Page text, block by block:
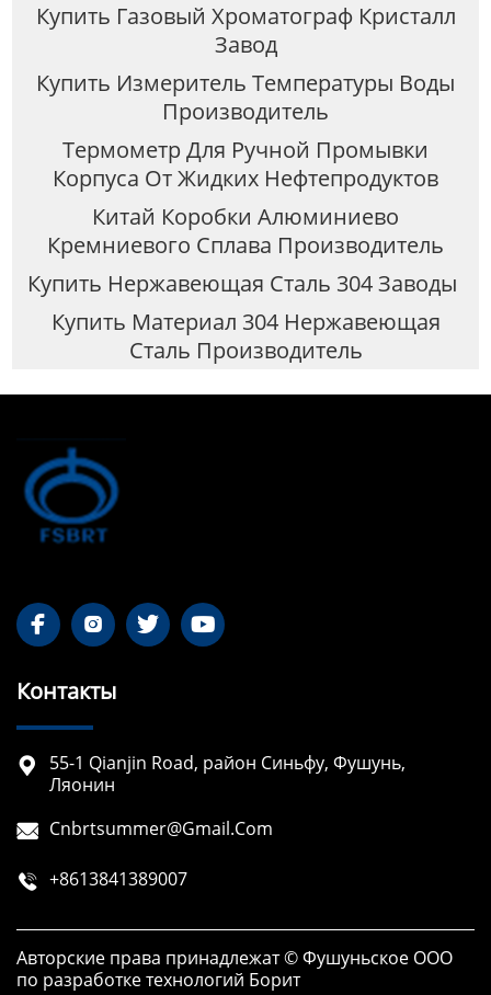
Купить Газовый Хроматограф Кристалл
Завод
Купить Измеритель Температуры Воды
Производитель
Термометр Для Ручной Промывки
Корпуса От Жидких Нефтепродуктов
Китай Коробки Алюминиево
Кремниевого Сплава Производитель
Купить Нержавеющая Сталь 304 Заводы
Купить Материал 304 Нержавеющая
Сталь Производитель
   
Контакты

55-1 Qianjin Road, район Синьфу, Фушунь,
Ляонин
 Cnbrtsummer@gmail.com
 +8613841389007
Авторские права принадлежат © Фушуньское ООО
по разработке технологий Борит